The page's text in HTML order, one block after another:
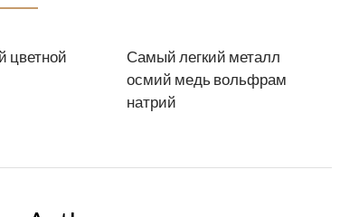
цветной
Самый легкий металл
осмий медь вольфрам
натрий